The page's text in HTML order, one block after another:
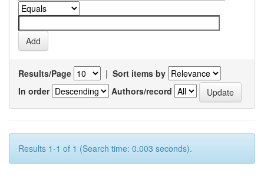
Results/Page | Sort items by
In order
Authors/record
Results 1-1 of 1 (Search time: 0.003 seconds).